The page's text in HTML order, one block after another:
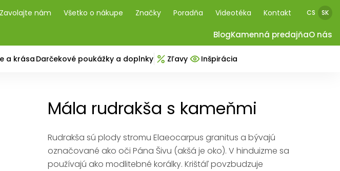
Zavolajte nám Všetko o nákupe Značky Poradňa Videotéka Kontakt CS SK
BlogKamenná predajňaO nás
a krása Darčekové poukážky a doplnky Zľavy Inšpirácia
Mála rudrakša s kameňmi
Rudrakša sú plody stromu Elaeocarpus granitus a bývajú
označované ako oči Pána Šivu (akšá je oko). V hinduizme sa
používajú ako modlitebné korálky. Krištáľ povzbudzuje